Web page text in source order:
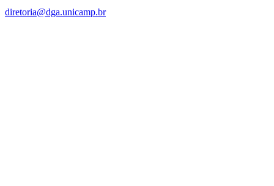
diretoria@dga.unicamp.br